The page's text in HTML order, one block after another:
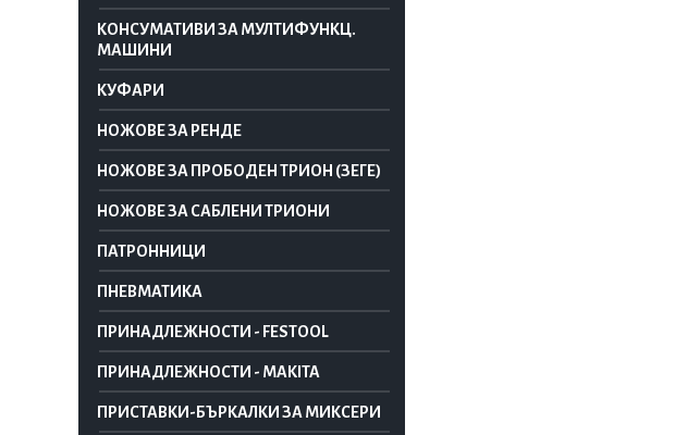
КОНСУМАТИВИ ЗА МУЛТИФУНКЦ.
МАШИНИ
КУФАРИ
НОЖОВЕ ЗА РЕНДЕ
НОЖОВЕ ЗА ПРОБОДЕН ТРИОН (ЗЕГЕ)
НОЖОВЕ ЗА САБЛЕНИ ТРИОНИ
ПАТРОННИЦИ
ПНЕВМАТИКА
ПРИНАДЛЕЖНОСТИ - FESTOOL
ПРИНАДЛЕЖНОСТИ - MAKITA
ПРИСТАВКИ-БЪРКАЛКИ ЗА МИКСЕРИ